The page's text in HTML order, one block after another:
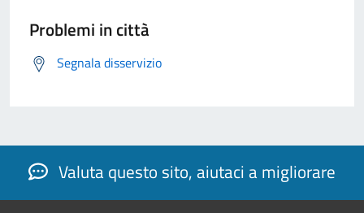
Problemi in città
Segnala disservizio
Valuta questo sito, aiutaci a migliorare